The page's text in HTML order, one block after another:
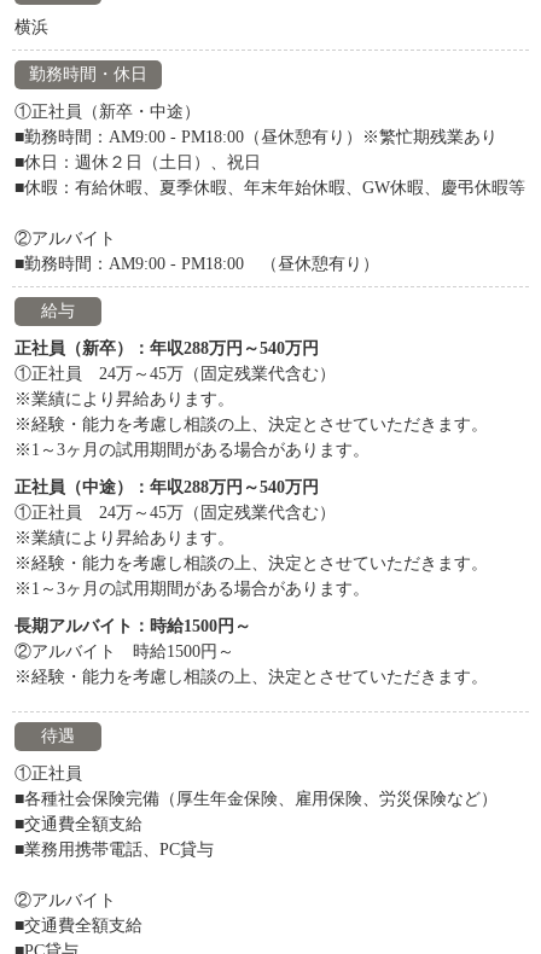
横浜
勤務時間・休日
①正社員（新卒・中途）
■勤務時間：AM9:00 - PM18:00（昼休憩有り）※繁忙期残業あり
■休日：週休２日（土日）、祝日
■休暇：有給休暇、夏季休暇、年末年始休暇、GW休暇、慶弔休暇等
②アルバイト
■勤務時間：AM9:00 - PM18:00 （昼休憩有り）
給与
正社員（新卒）：年収288万円～540万円
①正社員 24万～45万（固定残業代含む）
※業績により昇給あります。
※経験・能力を考慮し相談の上、決定とさせていただきます。
※1～3ヶ月の試用期間がある場合があります。
正社員（中途）：年収288万円～540万円
①正社員 24万～45万（固定残業代含む）
※業績により昇給あります。
※経験・能力を考慮し相談の上、決定とさせていただきます。
※1～3ヶ月の試用期間がある場合があります。
長期アルバイト：時給1500円～
②アルバイト 時給1500円～
※経験・能力を考慮し相談の上、決定とさせていただきます。
待遇
①正社員
■各種社会保険完備（厚生年金保険、雇用保険、労災保険など）
■交通費全額支給
■業務用携帯電話、PC貸与
②アルバイト
■交通費全額支給